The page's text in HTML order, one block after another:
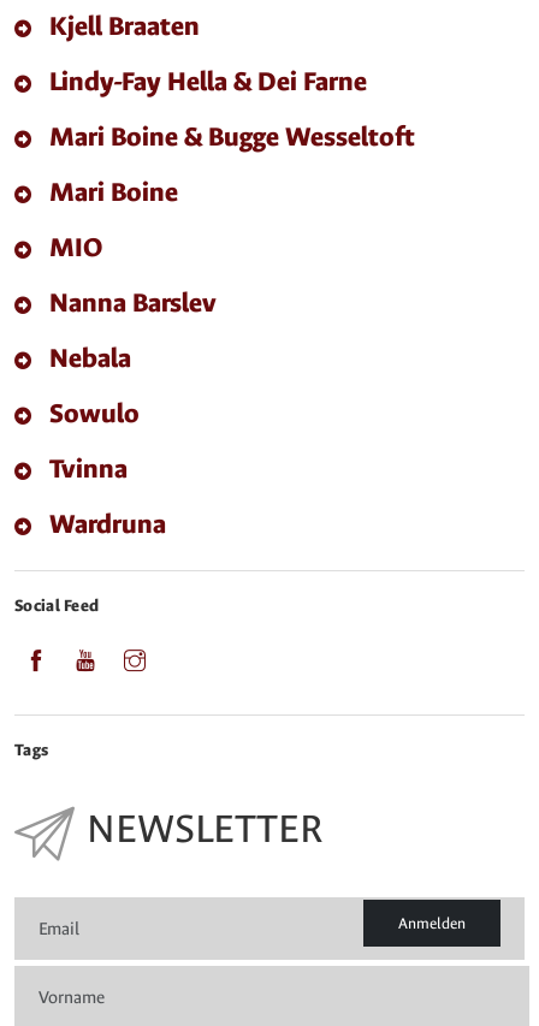
Kjell Braaten
Lindy-Fay Hella & Dei Farne
Mari Boine & Bugge Wesseltoft
Mari Boine
MIO
Nanna Barslev
Nebala
Sowulo
Tvinna
Wardruna
Social Feed
Tags
NEWSLETTER
Anmelden